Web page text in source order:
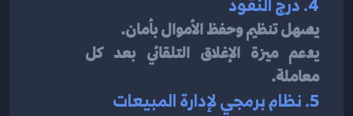
يسهل تنظيم وحفظ الأموال بأمان.
معاملة.
5. نظام برمجي لإدارة المبيعات